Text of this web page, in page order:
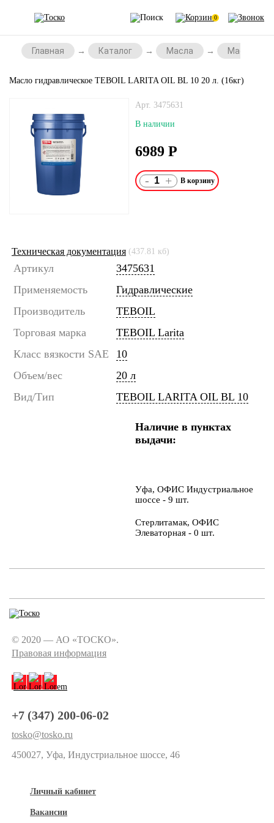
0
Главная Каталог Масла Масла для
Масло гидравлическое TEBOIL LARITA OIL BL 10 20 л. (16кг)
Арт. 3475631
В наличии
6989 Р
- +
Техническая документация (437.81 кб)
Артикул
3475631
Применяемость
Гидравлические
Производитель
TEBOIL
Торговая марка
TEBOIL Larita
Класс вязкости SAE
10
Объем/вес
20 л
Вид/Тип
TEBOIL LARITA OIL BL 10
Наличие в пунктах
выдачи:
Уфа, ОФИС Индустриальное
шоссе - 9 шт.
Стерлитамак, ОФИС
Элеваторная - 0 шт.
© 2020 — АО «ТОСКО».
Правовая информация
+7 (347) 200-06-02
tosko@tosko.ru
450027, Уфа, Индустриальное шоссе, 46
Личный кабинет
Вакансии